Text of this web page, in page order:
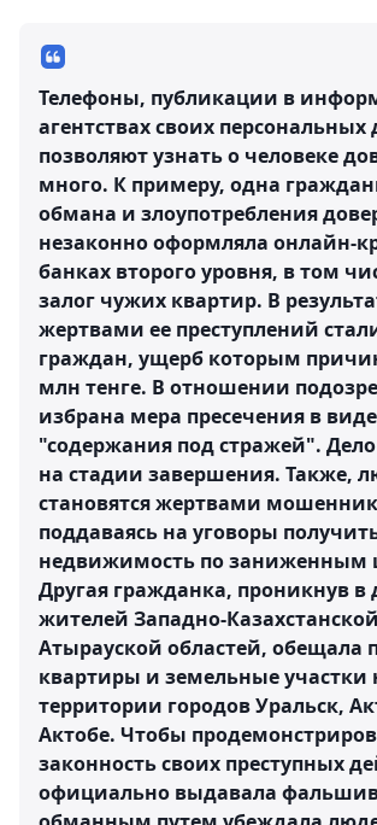
Телефоны, публикации в
агентствах своих
позволяют узнать о человеке
много. К примеру, одна
обмана и злоупотребления
незаконно оформляла онлайн-
банках второго уровня, в том
залог чужих квартир. В
жертвами ее преступлений
граждан, ущерб которым
млн тенге. В отношении
избрана мера пресечения в виде
"содержания под стражей".
на стадии завершения. Также,
становятся жертвами
поддаваясь на уговоры
недвижимость по заниженным
Другая гражданка, проникнув в
жителей Западно-
Атырауской областей, обещала
квартиры и земельные участки
территории городов Уральск,
Актобе. Чтобы
законность своих преступных
официально выдавала